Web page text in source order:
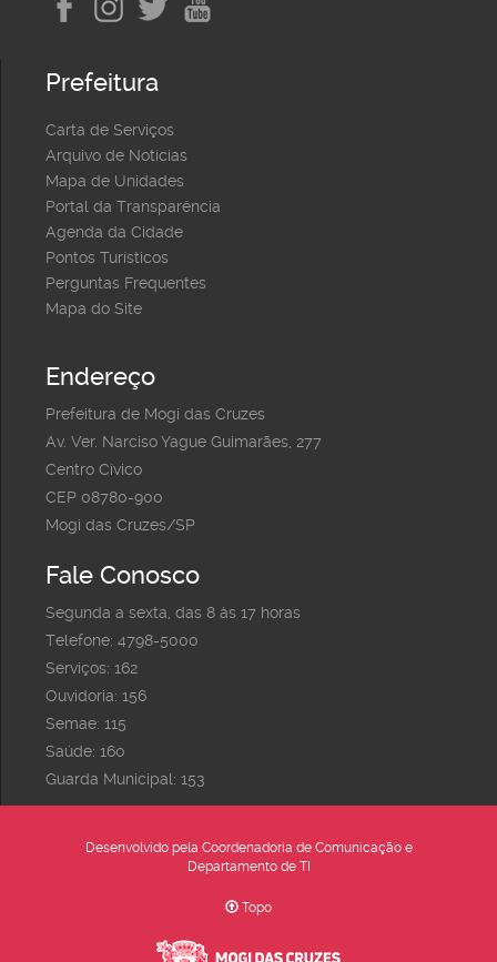
Prefeitura
Carta de Serviços
Arquivo de Notícias
Mapa de Unidades
Portal da Transparência
Agenda da Cidade
Pontos Turísticos
Perguntas Frequentes
Mapa do Site
Endereço
Prefeitura de Mogi das Cruzes
Av. Ver. Narciso Yague Guimarães, 277
Centro Cívico
CEP 08780-900
Mogi das Cruzes/SP
Fale Conosco
Segunda a sexta, das 8 às 17 horas
Telefone: 4798-5000
Serviços: 162
Ouvidoria: 156
Semae: 115
Saúde: 160
Guarda Municipal: 153
Desenvolvido pela Coordenadoria de Comunicação e
Departamento de TI
Topo